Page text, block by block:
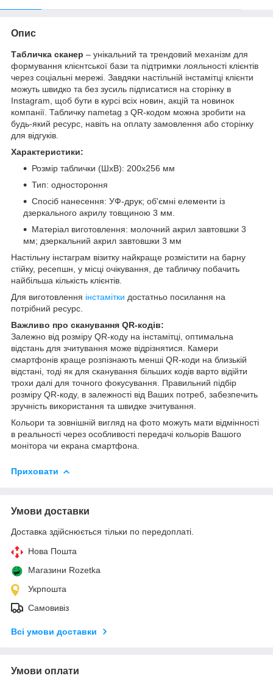
Опис
Табличка сканер – унікальний та трендовий механізм для
формування клієнтської бази та підтримки лояльності клієнтів
через соціальні мережі. Завдяки настільній інстамітці клієнти
можуть швидко та без зусиль підписатися на сторінку в
Instagram, щоб бути в курсі всіх новин, акцій та новинок
компанії. Табличку nametag з QR-кодом можна зробити на
будь-який ресурс, навіть на оплату замовлення або сторінку
для відгуків.
Характеристики:
Розмір таблички (ШхВ): 200х256 мм
Тип: одностороння
Спосіб нанесення: УФ-друк; об'ємні елементи із
дзеркального акрилу товщиною 3 мм.
Матеріал виготовлення: молочний акрил завтовшки 3
мм; дзеркальний акрил завтовшки 3 мм
Настільну інстаграм візитку найкраще розмістити на барну
стійку, ресепшн, у місці очікування, де табличку побачить
найбільша кількість клієнтів.
Для виготовлення інстамітки достатньо посилання на
потрібний ресурс.
Важливо про сканування QR-кодів:
Залежно від розміру QR-коду на інстамітці, оптимальна
відстань для зчитування може відрізнятися. Камери
смартфонів краще розпізнають менші QR-коди на близькій
відстані, тоді як для сканування більших кодів варто відійти
трохи далі для точного фокусування. Правильний підбір
розміру QR-коду, в залежності від Ваших потреб, забезпечить
зручність використання та швидке зчитування.
Кольори та зовнішній вигляд на фото можуть мати відмінності
в реальності через особливості передачі кольорів Вашого
монітора чи екрана смартфона.
Приховати
Умови доставки
Доставка здійснюється тільки по передоплаті.
Нова Пошта
Магазини Rozetka
Укрпошта
Самовивіз
Всі умови доставки
Умови оплати